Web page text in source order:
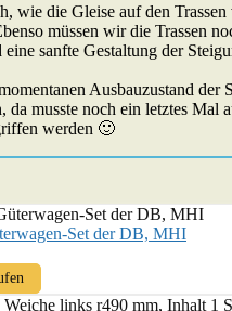
wie die Gleise auf den
müssen wir die Trassen
sanfte Gestaltung der
Ausbauzustand der
da musste noch ein letztes Mal
werden 🙂
Set der DB, MHI